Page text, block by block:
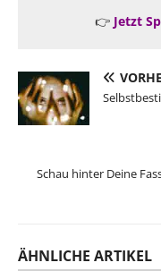
👉 Jetzt
Schau hinter Deine
ÄHNLICHE ARTIKEL